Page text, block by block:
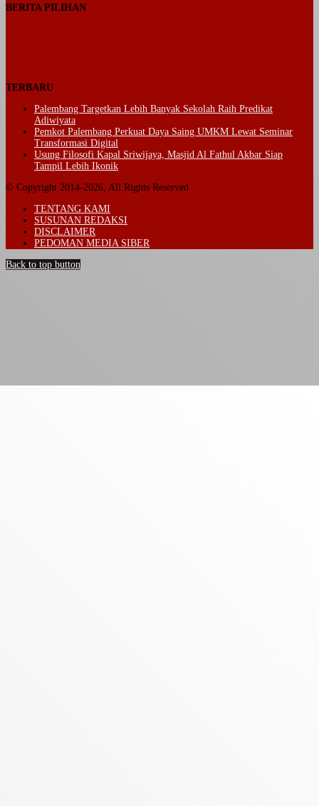
BERITA PILIHAN
TERBARU
Palembang Targetkan Lebih Banyak Sekolah Raih Predikat
Adiwiyata
Pemkot Palembang Perkuat Daya Saing UMKM Lewat Seminar
Transformasi Digital
Usung Filosofi Kapal Sriwijaya, Masjid Al Fathul Akbar Siap
Tampil Lebih Ikonik
© Copyright 2014-2026, All Rights Reserved
TENTANG KAMI
SUSUNAN REDAKSI
DISCLAIMER
PEDOMAN MEDIA SIBER
Back to top button